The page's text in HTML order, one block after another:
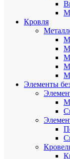
Кровля
Элементы